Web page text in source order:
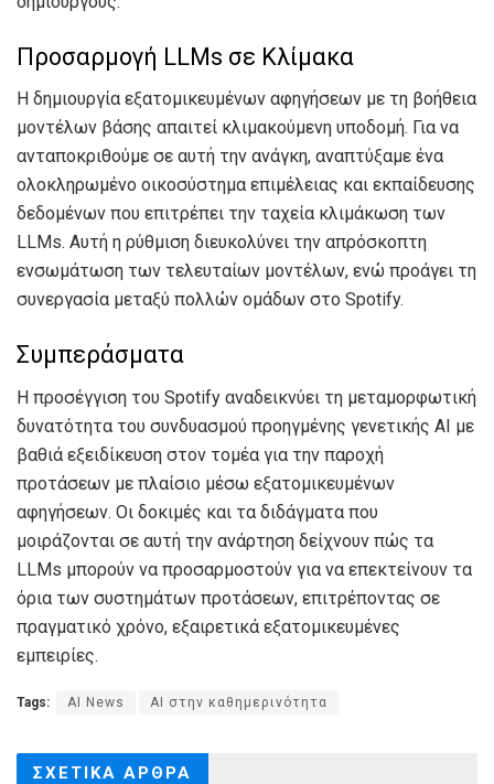
Προσαρμογή LLMs σε Κλίμακα
Η δημιουργία εξατομικευμένων αφηγήσεων με τη βοήθεια
μοντέλων βάσης απαιτεί κλιμακούμενη υποδομή. Για να
ανταποκριθούμε σε αυτή την ανάγκη, αναπτύξαμε ένα
ολοκληρωμένο οικοσύστημα επιμέλειας και εκπαίδευσης
δεδομένων που επιτρέπει την ταχεία κλιμάκωση των
LLMs. Αυτή η ρύθμιση διευκολύνει την απρόσκοπτη
ενσωμάτωση των τελευταίων μοντέλων, ενώ προάγει τη
συνεργασία μεταξύ πολλών ομάδων στο Spotify.
Συμπεράσματα
Η προσέγγιση του Spotify αναδεικνύει τη μεταμορφωτική
δυνατότητα του συνδυασμού προηγμένης γενετικής AI με
βαθιά εξειδίκευση στον τομέα για την παροχή
προτάσεων με πλαίσιο μέσω εξατομικευμένων
αφηγήσεων. Οι δοκιμές και τα διδάγματα που
μοιράζονται σε αυτή την ανάρτηση δείχνουν πώς τα
LLMs μπορούν να προσαρμοστούν για να επεκτείνουν τα
όρια των συστημάτων προτάσεων, επιτρέποντας σε
πραγματικό χρόνο, εξαιρετικά εξατομικευμένες
εμπειρίες.
Tags: AI News AI στην καθημερινότητα
ΣΧΕΤΙΚΑ ΑΡΘΡΑ